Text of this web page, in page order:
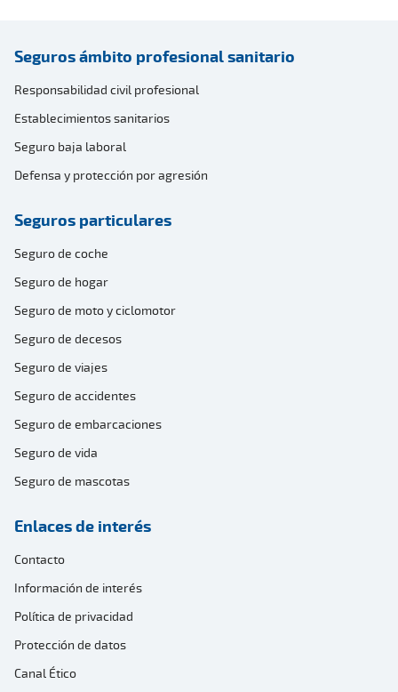
Seguros ámbito profesional sanitario
Responsabilidad civil profesional
Establecimientos sanitarios
Seguro baja laboral
Defensa y protección por agresión
Seguros particulares
Seguro de coche
Seguro de hogar
Seguro de moto y ciclomotor
Seguro de decesos
Seguro de viajes
Seguro de accidentes
Seguro de embarcaciones
Seguro de vida
Seguro de mascotas
Enlaces de interés
Contacto
Información de interés
Política de privacidad
Protección de datos
Canal Ético